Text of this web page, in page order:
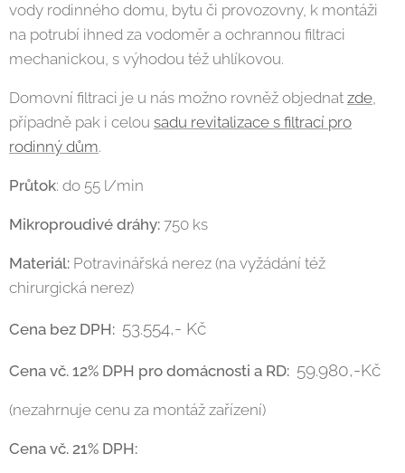
vody rodinného domu, bytu či provozovny, k montáži
na potrubí ihned za vodoměr a ochrannou filtraci
mechanickou, s výhodou též uhlíkovou.
Domovní filtraci je u nás možno rovněž objednat zde,
případně pak i celou sadu revitalizace s filtrací pro
rodinný dům.
Průtok: do 55 l/min
Mikroproudivé dráhy: 750 ks
Materiál: Potravinářská nerez (na vyžádání též
chirurgická nerez)
Cena bez DPH: 53.554,- Kč
Cena vč. 12% DPH pro domácnosti a RD: 59.980,-Kč
(nezahrnuje cenu za montáž zařízení)
Cena vč. 21% DPH: